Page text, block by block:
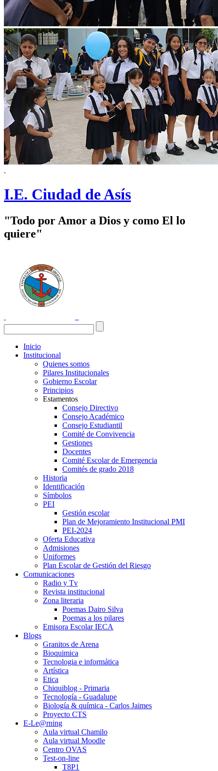
.
I.E. Ciudad de Asís
"Todo por Amor a Dios y como El lo
quiere"
Inicio
Institucional
Quienes somos
Pilares Institucionales
Gobierno Escolar
Principios
Estamentos
Consejo Directivo
Consejo Académico
Consejo Estudiantil
Comité de Convivencia
Gestiones
Docentes
Comité Escolar de Emergencia
Comités de grado 2018
Historia
Identificación
Símbolos
PEI
Gestión escolar
Plan de Mejoramiento Institucional PMI
PEI-2024
Oferta Educativa
Admisiones
Uniformes
Plan Escolar de Gestión del Riesgo
Comunicaciones
Radio y Tv
Revista institucional
Zona literaria
Poemas Dairo Silva
Poemas a los pilares
Emisora Escolar IECA
Blogs
Granitos de Arena
Bioquimica
Tecnologia e informática
Artística
Etica
Chiquiblog - Primaria
Tecnología - Guadalupe
Biología & química - Carlos Jaimes
Proyecto CTS
E-Le@rning
Aula virtual Chamilo
Aula virtual Moodle
Centro OVAS
Test-on-line
T8P1